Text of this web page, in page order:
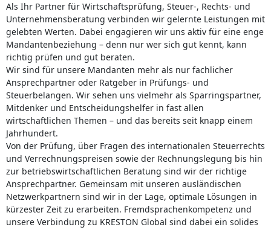
Als Ihr Partner für Wirtschaftsprüfung, Steuer-, Rechts- und
Unternehmensberatung verbinden wir gelernte Leistungen mit
gelebten Werten. Dabei engagieren wir uns aktiv für eine enge
Mandantenbeziehung – denn nur wer sich gut kennt, kann
richtig prüfen und gut beraten.
Wir sind für unsere Mandanten mehr als nur fachlicher
Ansprechpartner oder Ratgeber in Prüfungs- und
Steuerbelangen. Wir sehen uns vielmehr als Sparringspartner,
Mitdenker und Entscheidungshelfer in fast allen
wirtschaftlichen Themen – und das bereits seit knapp einem
Jahrhundert.
Von der Prüfung, über Fragen des internationalen Steuerrechts
und Verrechnungspreisen sowie der Rechnungslegung bis hin
zur betriebswirtschaftlichen Beratung sind wir der richtige
Ansprechpartner. Gemeinsam mit unseren ausländischen
Netzwerkpartnern sind wir in der Lage, optimale Lösungen in
kürzester Zeit zu erarbeiten. Fremdsprachenkompetenz und
unsere Verbindung zu KRESTON Global sind dabei ein solides